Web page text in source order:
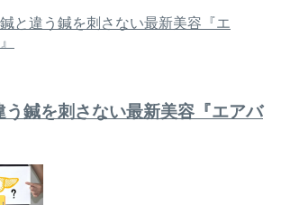
う鍼を刺さない最新美容『エアバ